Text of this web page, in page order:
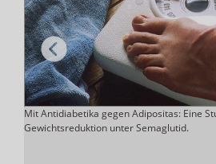
Mit Antidiabetika gegen Adipositas: Eine
Gewichtsreduktion unter Semaglutid.